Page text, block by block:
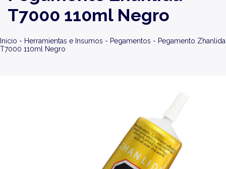
T7000 110ml Negro
Inicio - Herramientas e Insumos - Pegamentos - Pegamento Zhanlida
T7000 110ml Negro